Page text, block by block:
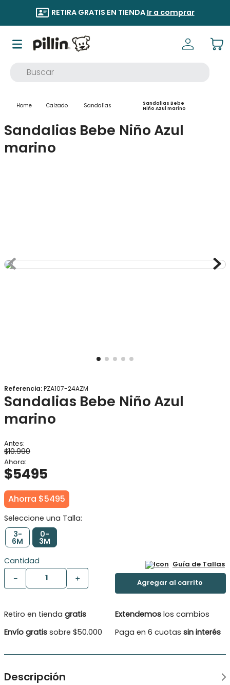
RETIRA GRATIS EN TIENDA Ir a comprar
Calzado Sandalias
Sandalias Bebe
Niño Azul marino
Sandalias Bebe Niño Azul
marino
Referencia:PZA107-24AZM
Sandalias Bebe Niño Azul
marino
$10.990
$5495
Ahorra $5495
3-
6M
0-
3M
Cantidad
＋
－
Guía de Tallas
Retiro en tienda gratis
Envío gratis sobre $50.000
Extendemos los cambios
Paga en 6 cuotas sin interés
Descripción
2
osito
10. botas agua